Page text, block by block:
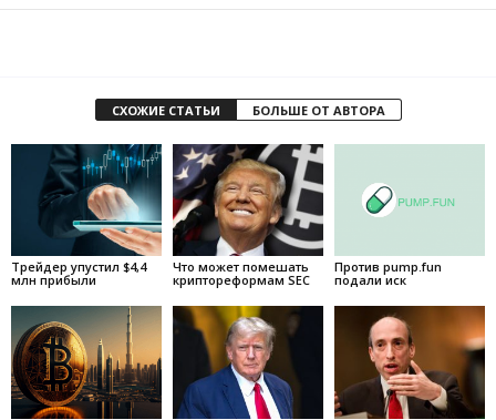
СХОЖИЕ СТАТЬИ БОЛЬШЕ ОТ АВТОРА
Трейдер упустил $4,4
млн прибыли
Что может помешать
криптореформам SEC
Против pump.fun
подали иск